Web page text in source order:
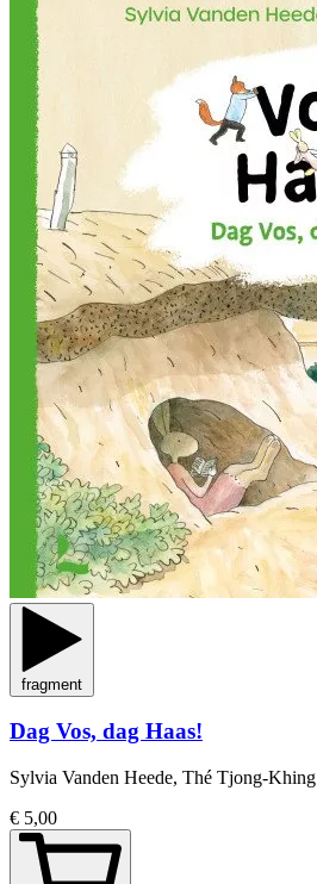
fragment
Dag Vos, dag Haas!
Sylvia Vanden Heede, Thé Tjong-Khing
€ 5,00